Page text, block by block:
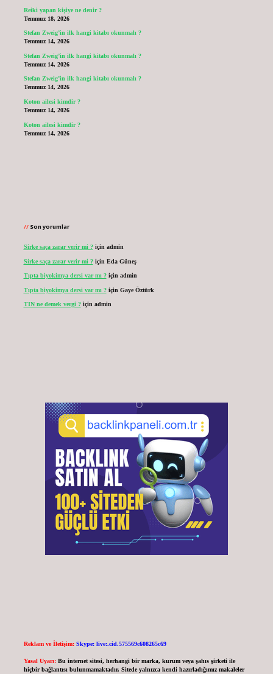
Reiki yapan kişiye ne denir ?
Temmuz 18, 2026
Stefan Zweig’in ilk hangi kitabı okunmalı ?
Temmuz 14, 2026
Stefan Zweig’in ilk hangi kitabı okunmalı ?
Temmuz 14, 2026
Stefan Zweig’in ilk hangi kitabı okunmalı ?
Temmuz 14, 2026
Koton ailesi kimdir ?
Temmuz 14, 2026
Koton ailesi kimdir ?
Temmuz 14, 2026
Son yorumlar
Sirke saça zarar verir mi ?için admin
Sirke saça zarar verir mi ?için Eda Güneş
Tıpta biyokimya dersi var mı ?için admin
Tıpta biyokimya dersi var mı ?için Gaye Öztürk
TIN ne demek vergi ?için admin
Reklam ve İletişim: Skype: live:.cid.575569c608265c69
Yasal Uyarı: Bu internet sitesi, herhangi bir marka, kurum veya şahıs şirketi ile
hiçbir bağlantısı bulunmamaktadır. Sitede yalnızca kendi hazırladığımız makaleler